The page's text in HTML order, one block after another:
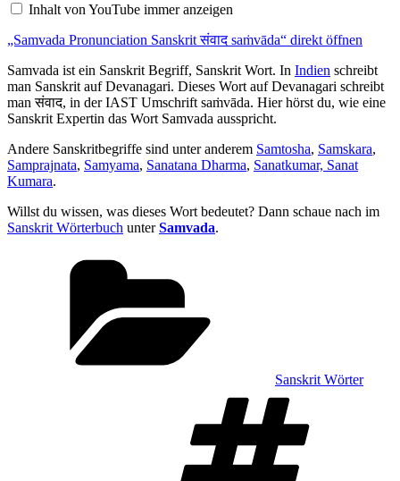
saṁvāda“
YouTube
Inhalt von YouTube immer anzeigen
„Samvada Pronunciation Sanskrit संवाद saṁvāda“ direkt öffnen
Samvada ist ein Sanskrit Begriff, Sanskrit Wort. In Indien schreibt
man Sanskrit auf Devanagari. Dieses Wort auf Devanagari schreibt
man संवाद, in der IAST Umschrift saṁvāda. Hier hörst du, wie eine
Sanskrit Expertin das Wort Samvada ausspricht.
Andere Sanskritbegriffe sind unter anderem Samtosha, Samskara,
Samprajnata, Samyama, Sanatana Dharma, Sanatkumar, Sanat
Kumara.
Willst du wissen, was dieses Wort bedeutet? Dann schaue nach im
Sanskrit Wörterbuch unterSamvada.
Sanskrit Wörter